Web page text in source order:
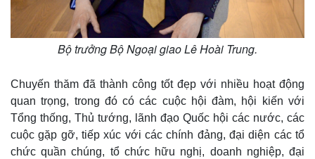
Bộ trưởng Bộ Ngoại giao Lê Hoài Trung.
Chuyến thăm đã thành công tốt đẹp với nhiều hoạt động
quan trọng, trong đó có các cuộc hội đàm, hội kiến với
Tổng thống, Thủ tướng, lãnh đạo Quốc hội các nước, các
cuộc gặp gỡ, tiếp xúc với các chính đảng, đại diện các tổ
chức quần chúng, tổ chức hữu nghị, doanh nghiệp, đại